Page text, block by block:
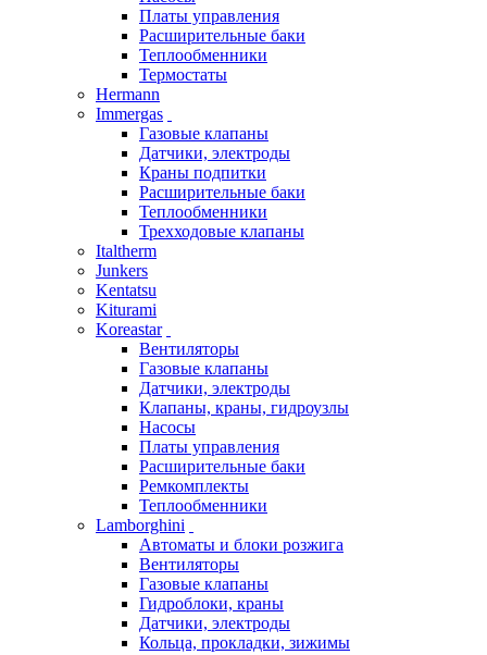
Платы управления
Расширительные баки
Теплообменники
Термостаты
Hermann
Immergas
Газовые клапаны
Датчики, электроды
Краны подпитки
Расширительные баки
Теплообменники
Трехходовые клапаны
Italtherm
Junkers
Kentatsu
Kiturami
Koreastar
Вентиляторы
Газовые клапаны
Датчики, электроды
Клапаны, краны, гидроузлы
Насосы
Платы управления
Расширительные баки
Ремкомплекты
Теплообменники
Lamborghini
Автоматы и блоки розжига
Вентиляторы
Газовые клапаны
Гидроблоки, краны
Датчики, электроды
Кольца, прокладки, зижимы